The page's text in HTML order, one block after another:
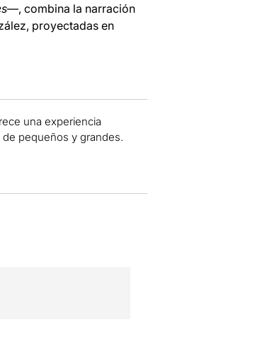
—, combina la narración
proyectadas en
una experiencia
de pequeños y grandes.